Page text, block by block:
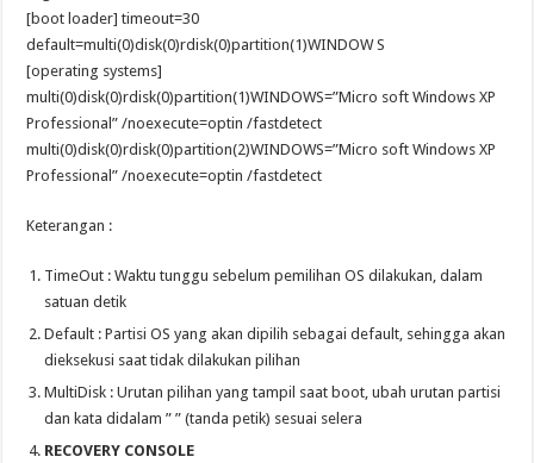
[boot loader] timeout=30
default=multi(0)disk(0)rdisk(0)partition(1)WINDOW S
[operating systems]
multi(0)disk(0)rdisk(0)partition(1)WINDOWS=”Micro soft Windows XP
Professional” /noexecute=optin /fastdetect
multi(0)disk(0)rdisk(0)partition(2)WINDOWS=”Micro soft Windows XP
Professional” /noexecute=optin /fastdetect
Keterangan :
TimeOut : Waktu tunggu sebelum pemilihan OS dilakukan, dalam
satuan detik
Default : Partisi OS yang akan dipilih sebagai default, sehingga akan
dieksekusi saat tidak dilakukan pilihan
MultiDisk : Urutan pilihan yang tampil saat boot, ubah urutan partisi
dan kata didalam ” ” (tanda petik) sesuai selera
RECOVERY CONSOLE